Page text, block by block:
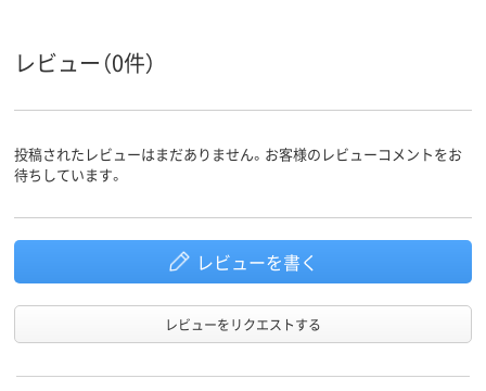
レビュー（0件）
投稿されたレビューはまだありません。お客様のレビューコメントをお
待ちしています。
レビューを書く
レビューをリクエストする